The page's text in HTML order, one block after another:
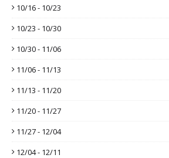
10/16 - 10/23
10/23 - 10/30
10/30 - 11/06
11/06 - 11/13
11/13 - 11/20
11/20 - 11/27
11/27 - 12/04
12/04 - 12/11